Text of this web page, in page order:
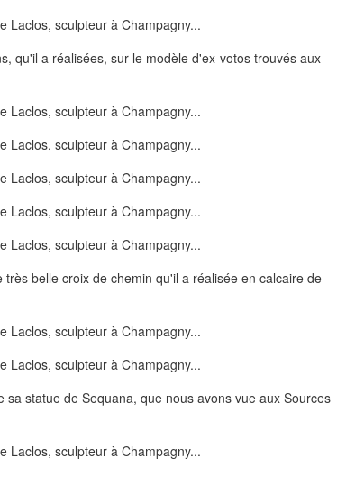
qu'il a réalisées, sur le modèle d'ex-votos trouvés aux
belle croix de chemin qu'il a réalisée en calcaire de
sa statue de Sequana, que nous avons vue aux Sources